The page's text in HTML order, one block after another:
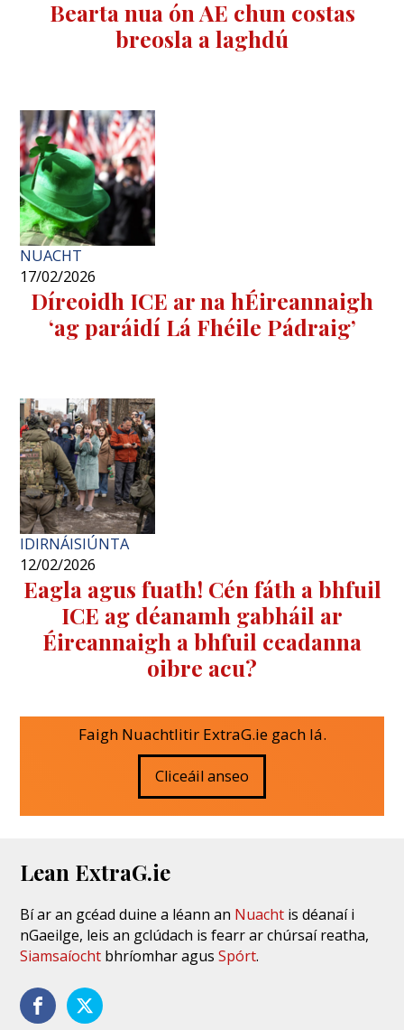
Bearta nua ón AE chun costas
breosla a laghdú
NUACHT
17/02/2026
Díreoidh ICE ar na hÉireannaigh
‘ag paráidí Lá Fhéile Pádraig’
IDIRNÁISIÚNTA
12/02/2026
Eagla agus fuath! Cén fáth a bhfuil
ICE ag déanamh gabháil ar
Éireannaigh a bhfuil ceadanna
oibre acu?
Faigh Nuachtlitir ExtraG.ie gach lá.
Cliceáil anseo
Lean ExtraG.ie
Bí ar an gcéad duine a léann an Nuacht is déanaí i
nGaeilge, leis an gclúdach is fearr ar chúrsaí reatha,
Siamsaíocht bhríomhar agusSpórt.